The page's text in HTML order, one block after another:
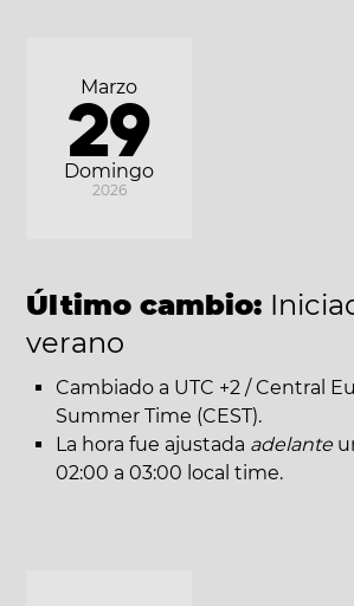
Domingo
Marzo
29
2026
Último cambio:
verano
Cambiado a UTC +2 / Central
Summer Time (CEST).
La hora fue ajustada adelante
02:00 a 03:00 local time.